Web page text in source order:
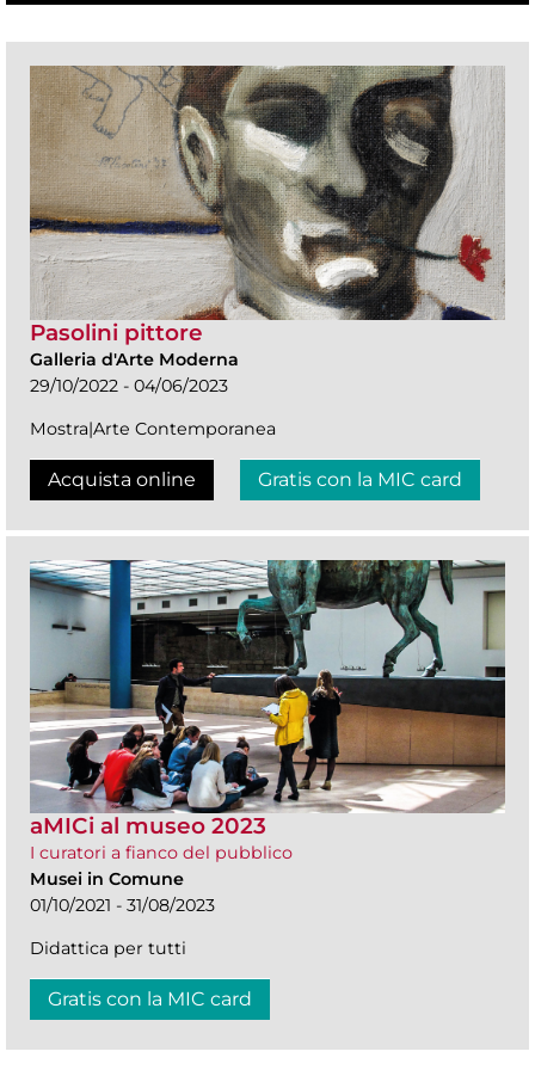
Pasolini pittore
Galleria d'Arte Moderna
29/10/2022 - 04/06/2023
Mostra|Arte Contemporanea
Acquista online Gratis con la MIC card
aMICi al museo 2023
I curatori a fianco del pubblico
Musei in Comune
01/10/2021 - 31/08/2023
Didattica per tutti
Gratis con la MIC card